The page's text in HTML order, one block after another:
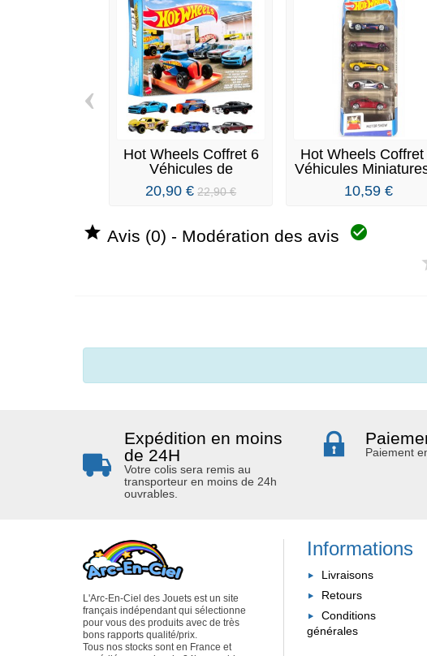
Hot Wheels Coffret 6
Véhicules de
Légende...
20,90 € 22,90 €
Hot Wheels Coffret
Véhicules
10,59 €
‹
 Avis (0) - Modération des avis 
Expédition en moins
de 24H
Votre colis sera remis au
transporteur en moins de 24h
ouvrables.
Paiement
L'Arc-En-Ciel des Jouets est un site
français indépendant qui sélectionne
pour vous des produits avec de très
bons rapports qualité/prix.
Tous nos stocks sont en France et
Informations
Livraisons
Retours
Conditions
générales